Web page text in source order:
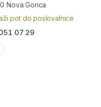
Nova Gorica
pot do poslovalnice
07 29